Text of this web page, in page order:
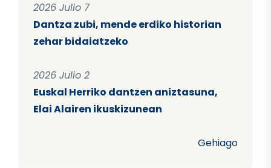
2026 Julio 7
Dantza zubi, mende erdiko historian
zehar bidaiatzeko
2026 Julio 2
Euskal Herriko dantzen aniztasuna,
Elai Alairen ikuskizunean
Gehiago